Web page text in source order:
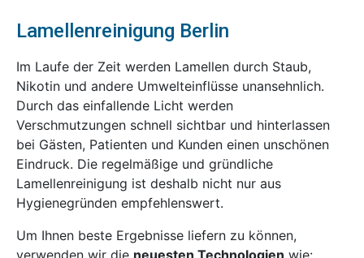
Lamellenreinigung Berlin
Im Laufe der Zeit werden Lamellen durch Staub,
Nikotin und andere Umwelteinflüsse unansehnlich.
Durch das einfallende Licht werden
Verschmutzungen schnell sichtbar und hinterlassen
bei Gästen, Patienten und Kunden einen unschönen
Eindruck. Die regelmäßige und gründliche
Lamellenreinigung ist deshalb nicht nur aus
Hygienegründen empfehlenswert.
Um Ihnen beste Ergebnisse liefern zu können,
verwenden wir die neuesten Technologien wie: